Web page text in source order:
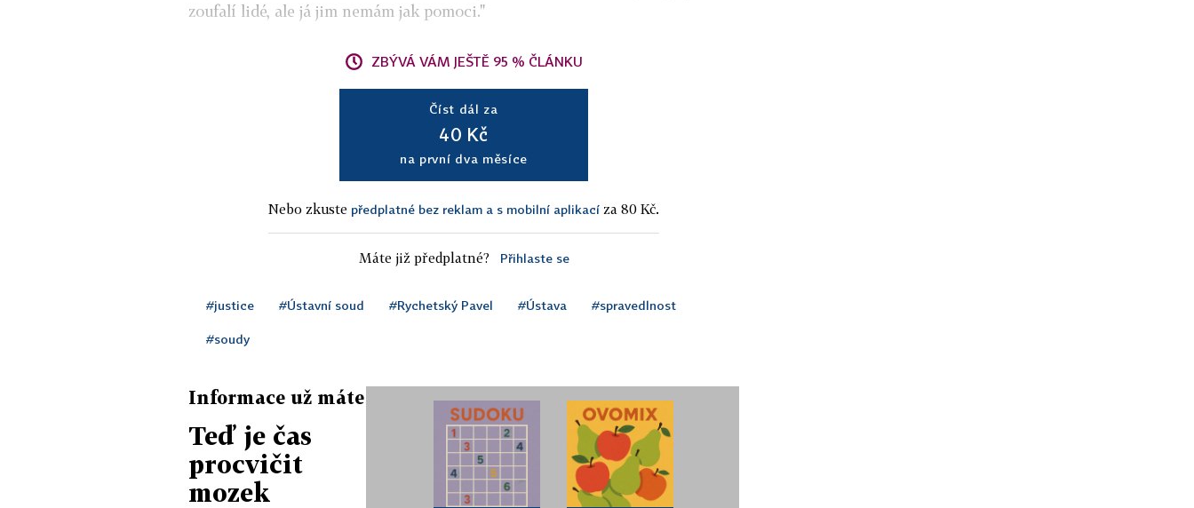
zoufalí lidé, ale já jim nemám jak pomoci."
ZBÝVÁ VÁM JEŠTĚ 95 % ČLÁNKU
Číst dál za
40 Kč
na první dva měsíce
Nebo zkuste předplatné bez reklam a s mobilní aplikací za 80 Kč.
Máte již předplatné? Přihlaste se
#justice #Ústavní soud #Rychetský Pavel #Ústava #spravedlnost
#soudy
Informace už máte
Teď je čas
procvičit
mozek